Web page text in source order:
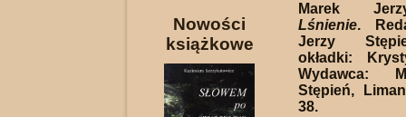
Nowości
książkowe
Marek
Lśnienie.
Jerzy
okładki:
Wydawca:
Stępień,
38.